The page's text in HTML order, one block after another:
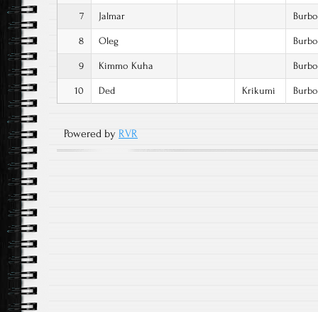
7 Jalmar
8 Oleg
9 Kimmo Kuha
10 Ded Krikumi
Powered by RVR